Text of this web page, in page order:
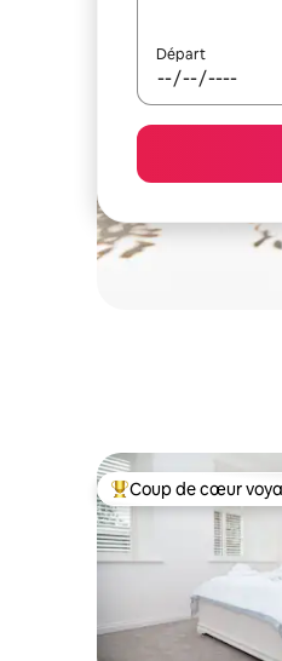
Départ
Coups de cœur
Coup de cœur